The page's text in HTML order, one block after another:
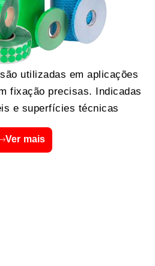
são utilizadas em aplicações
fixação precisas. Indicadas
e superfícies técnicas
Ver mais